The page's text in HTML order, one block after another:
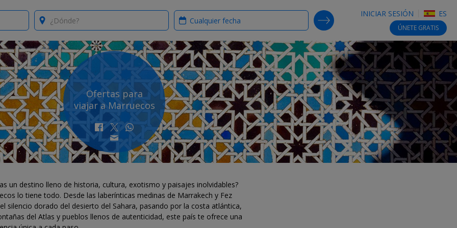
INICIAR SESIÓN ES
ÚNETE GRATIS
Where? When?
SEARCH DEALS
Ofertas para
viajar a Marruecos
un destino lleno de historia, cultura, exotismo y paisajes inolvidables?
lo tiene todo. Desde las laberínticas medinas de Marrakech y Fez
silencio dorado del desierto del Sahara, pasando por la costa atlántica,
del Atlas y pueblos llenos de autenticidad, este país te ofrece una